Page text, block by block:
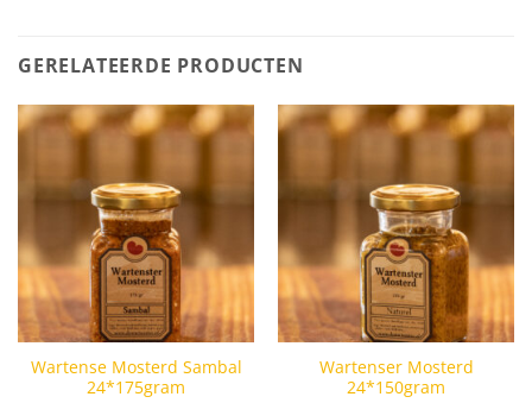
GERELATEERDE PRODUCTEN
Wartense Mosterd Sambal
24*175gram
Wartenser Mosterd
24*150gram